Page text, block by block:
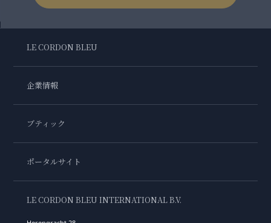
LE CORDON BLEU
企業情報
ブティック
ポータルサイト
LE CORDON BLEU INTERNATIONAL B.V.